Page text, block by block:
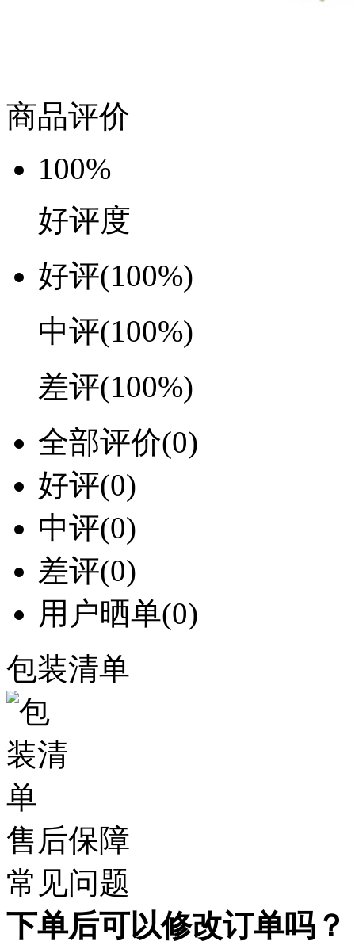
商品评价
100%
好评度
好评(100%)
中评(100%)
差评(100%)
全部评价(0)
好评(0)
中评(0)
差评(0)
用户晒单(0)
包装清单
售后保障
常见问题
下单后可以修改订单吗？